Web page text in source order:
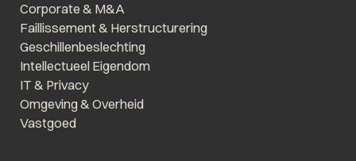
Corporate & M&A
Faillissement & Herstructurering
Geschillenbeslechting
Intellectueel Eigendom
IT & Privacy
Omgeving & Overheid
Vastgoed